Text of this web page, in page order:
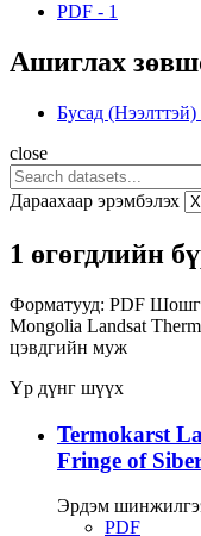
PDF - 1
Ашиглах
Бусад (Нээлттэй)
close
Дараахаар эрэмбэлэх
1 өгөгдлийн
Форматууд: PDF
Mongolia Landsat
цэвдгийн муж
Үр дүнг шүүх
Termokarst
Fringe of
Эрдэм
PDF